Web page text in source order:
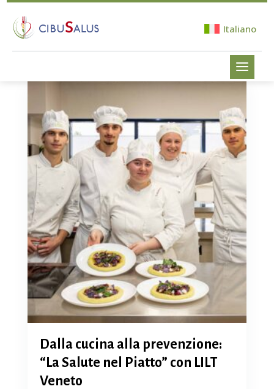
Italiano
Dalla cucina alla prevenzione:
“La Salute nel Piatto” con LILT
Veneto